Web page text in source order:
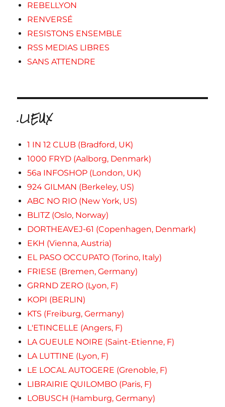
REBELLYON
RENVERSÉ
RESISTONS ENSEMBLE
RSS MEDIAS LIBRES
SANS ATTENDRE
.LIEUX
1 IN 12 CLUB (Bradford, UK)
1000 FRYD (Aalborg, Denmark)
56a INFOSHOP (London, UK)
924 GILMAN (Berkeley, US)
ABC NO RIO (New York, US)
BLITZ (Oslo, Norway)
DORTHEAVEJ-61 (Copenhagen, Denmark)
EKH (Vienna, Austria)
EL PASO OCCUPATO (Torino, Italy)
FRIESE (Bremen, Germany)
GRRND ZERO (Lyon, F)
KOPI (BERLIN)
KTS (Freiburg, Germany)
L'ETINCELLE (Angers, F)
LA GUEULE NOIRE (Saint-Etienne, F)
LA LUTTINE (Lyon, F)
LE LOCAL AUTOGERE (Grenoble, F)
LIBRAIRIE QUILOMBO (Paris, F)
LOBUSCH (Hamburg, Germany)